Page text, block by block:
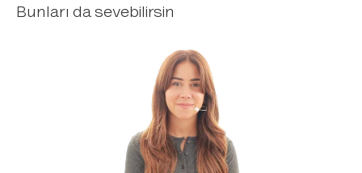
Bunları da sevebilirsin